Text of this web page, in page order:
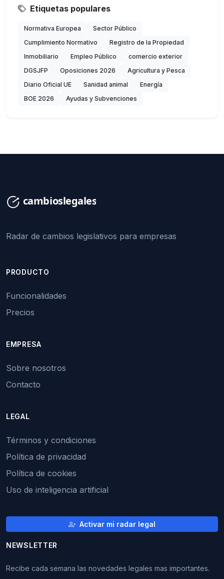
Etiquetas populares
Normativa Europea
Sector Público
Cumplimiento Normativo
Registro de la Propiedad
Inmobiliario
Empleo Público
comercio exterior
DGSJFP
Oposiciones 2026
Agricultura y Pesca
Diario Oficial UE
Sanidad animal
Energía
BOE 2026
Ayudas y Subvenciones
Radar de cambios legislativos para empresas
PRODUCTO
Funcionalidades
Precios
EMPRESA
Sobre nosotros
Contacto
LEGAL
Términos y condiciones
Política de privacidad
Política de cookies
Uso de inteligencia artificial
Activar mi radar legal
NEWSLETTER
Recibe cada semana las novedades legales mas importantes.